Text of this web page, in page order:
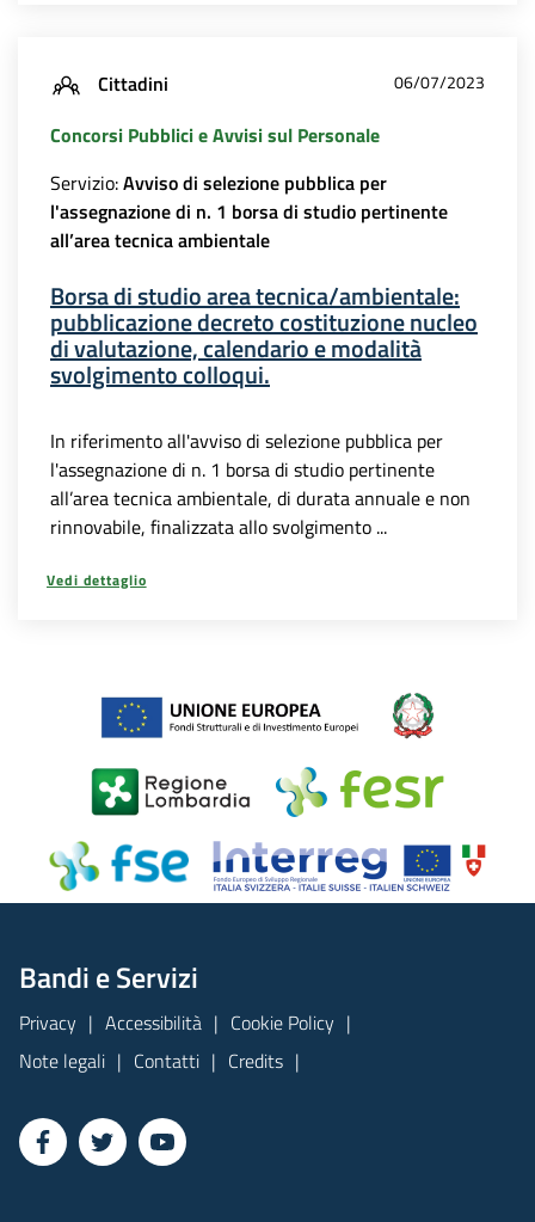
Cittadini 06/07/2023
Concorsi Pubblici e Avvisi sul Personale
Servizio:Avviso di selezione pubblica per
l'assegnazione di n. 1 borsa di studio pertinente
all’area tecnica ambientale
Borsa di studio area tecnica/ambientale:
pubblicazione decreto costituzione nucleo
di valutazione, calendario e modalità
svolgimento colloqui.
In riferimento all'avviso di selezione pubblica per
l'assegnazione di n. 1 borsa di studio pertinente
all’area tecnica ambientale, di durata annuale e non
rinnovabile, finalizzata allo svolgimento ...
Vedi dettaglio
Bandi e Servizi
Privacy Accessibilità
Cookie Policy
Note legali
Contatti Credits